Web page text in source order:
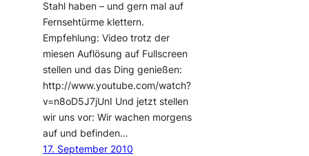
Stahl haben – und gern mal auf
Fernsehtürme klettern.
Empfehlung: Video trotz der
miesen Auflösung auf Fullscreen
stellen und das Ding genießen:
http://www.youtube.com/watch?
v=n8oD5J7jUnI Und jetzt stellen
wir uns vor: Wir wachen morgens
auf und befinden…
17. September 2010